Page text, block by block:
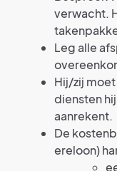
verwacht.
Leg alle
Hij/zij
diensten
aanrekent.
De
ereloon)